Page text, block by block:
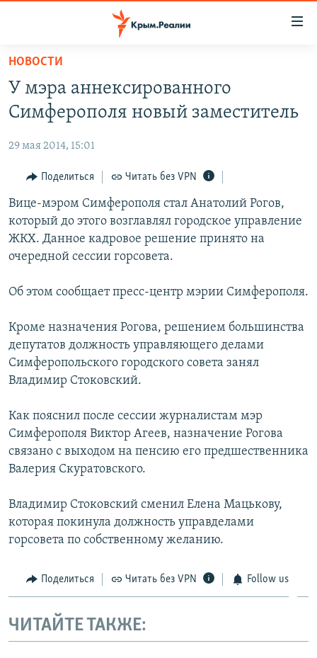
Вернуться
основному
содержанию
Вернутся
навигации
Вернутся
поиску
СПЕЦПРОЕКТЫ
КАРТА ВОЕННЫХ ОБЪЕКТОВ КРЫМА
11 ЛЕТ ОККУПАЦИИ КРЫМА. 11 ИСТОРИЙ СОПРОТИВЛЕНИЯ
ИСТОРИЯ
ЕЩЕ
ИНТЕРАКТИВ
ИНФОГРАФИКА
ТЕЛЕПРОЕКТ КРЫМ.РЕАЛИИ
ПОБЕДИТЕЛЕЙ НЕ СУДЯТ?
КРЫМ.НЕПОКОРЕННЫЙ
ELIFBE
РАДІО СВОБОДА
КАК ОБОЙТИ БЛОКИРОВКУ
Українською
Qırımtatar
ПРИСОЕДИНЯЙТЕСЬ!
Все сайты RFE/RL
НОВОСТИ
У мэра аннексированного
Симферополя новый заместитель
29 мая 2014, 15:01
Поделиться Читать без VPN
Вице-мэром Симферополя стал Анатолий Рогов,
который до этого возглавлял городское управление
ЖКХ. Данное кадровое решение принято на
очередной сессии горсовета.
Об этом сообщает пресс-центр мэрии Симферополя.
Кроме назначения Рогова, решением большинства
депутатов должность управляющего делами
Симферопольского городского совета занял
Владимир Стоковский.
Как пояснил после сессии журналистам мэр
Симферополя Виктор Агеев, назначение Рогова
связано с выходом на пенсию его предшественника
Валерия Скуратовского.
Владимир Стоковский сменил Елена Мацькову,
которая покинула должность управделами
горсовета по собственному желанию.
Поделиться Читать без VPN Follow us
ЧИТАЙТЕ ТАКЖЕ: